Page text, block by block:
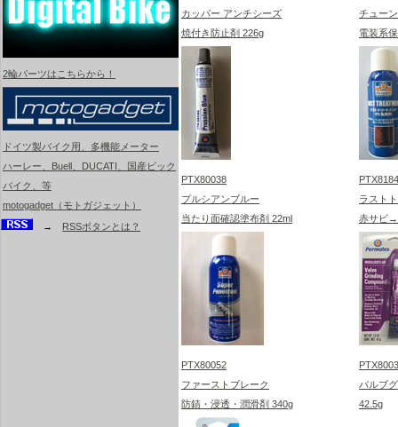
2輪パーツはこちらから！
ドイツ製バイク用、多機能メーター
ハーレー、Buell、DUCATI、国産ビック
バイク、等
motogadget（モトガジェット）
→ RSSボタンとは？
カッパー アンチシーズ
焼付き防止剤 226g
チュー
電装系
PTX80038
プルシアンブルー
当たり面確認塗布剤 22ml
ラスト
赤サビ→
PTX80052
ファーストブレーク
防錆・浸透・潤滑剤 340g
バルブ
42.5g